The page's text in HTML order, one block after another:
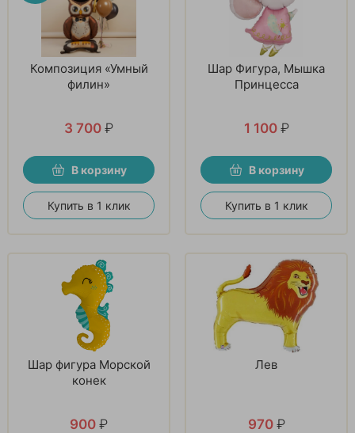
Композиция «Умный
филин»
3 700 ₽
В корзину
Купить в 1 клик
Шар Фигура, Мышка
Принцесса
1 100 ₽
В корзину
Купить в 1 клик
Шар фигура Морской
конек
900 ₽
Лев
970 ₽